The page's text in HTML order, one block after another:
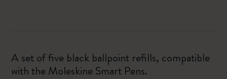
A set of five black ballpoint refills, compatible
with the Moleskine Smart Pens.